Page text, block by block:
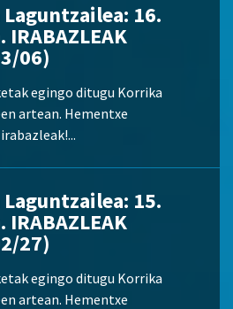
16.
IRABAZLEAK
06)
egingo ditugu Korrika
artean. Hementxe
15.
IRABAZLEAK
27)
egingo ditugu Korrika
artean. Hementxe